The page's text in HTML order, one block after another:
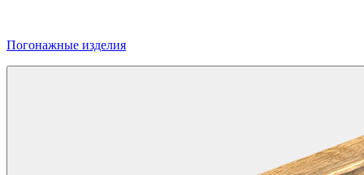
Погонажные изделия